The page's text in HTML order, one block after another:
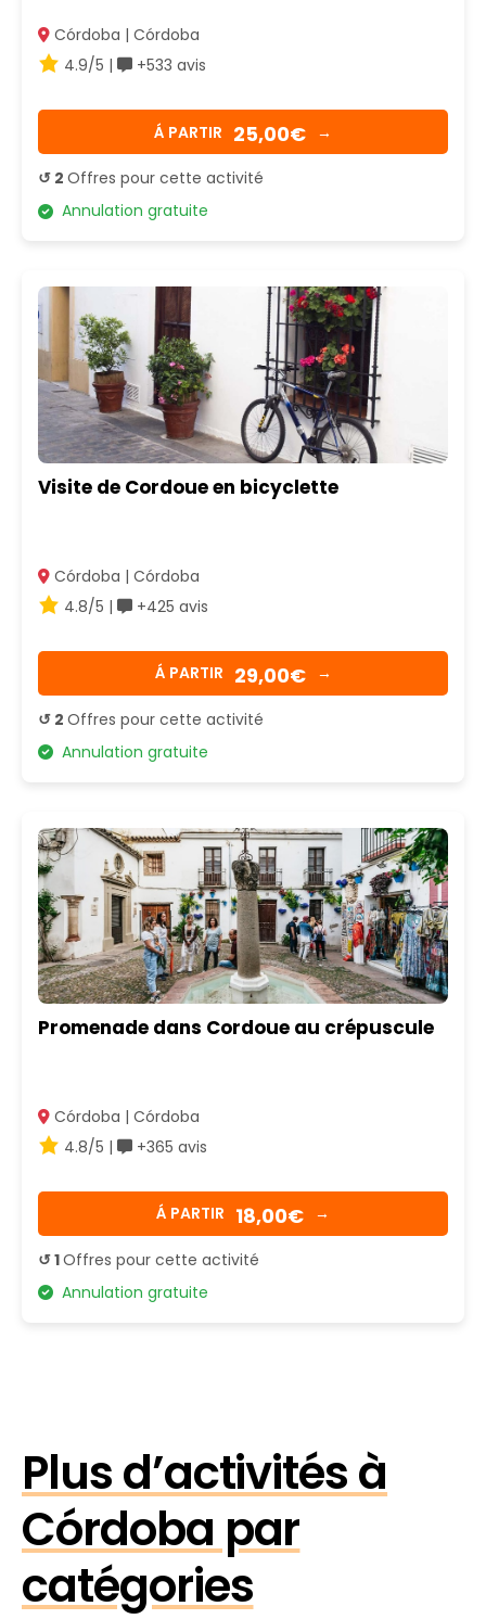
Córdoba | Córdoba
4.9/5 |
+533 avis
Á PARTIR 25,00€ →
↺ 2 Offres pour cette activité
Annulation gratuite
Visite de Cordoue en bicyclette
Córdoba | Córdoba
4.8/5 |
+425 avis
Á PARTIR 29,00€ →
↺ 2 Offres pour cette activité
Annulation gratuite
Promenade dans Cordoue au crépuscule
Córdoba | Córdoba
4.8/5 |
+365 avis
Á PARTIR 18,00€ →
↺ 1Offres pour cette activité
Annulation gratuite
Plus d’activités à
Córdoba par
catégories